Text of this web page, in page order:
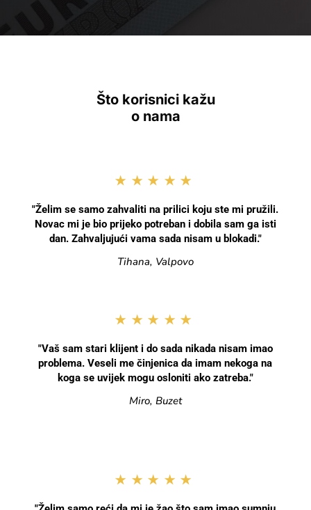
Što korisnici kažu
o nama
★★★★★
"Želim se samo zahvaliti na prilici koju ste mi pružili.
Novac mi je bio prijeko potreban i dobila sam ga isti
dan. Zahvaljujući vama sada nisam u blokadi."
Tihana, Valpovo
★★★★★
"Vaš sam stari klijent i do sada nikada nisam imao
problema. Veseli me činjenica da imam nekoga na
koga se uvijek mogu osloniti ako zatreba."
Miro, Buzet
★★★★★